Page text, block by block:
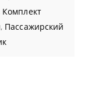
Комплект
, Пассажирский